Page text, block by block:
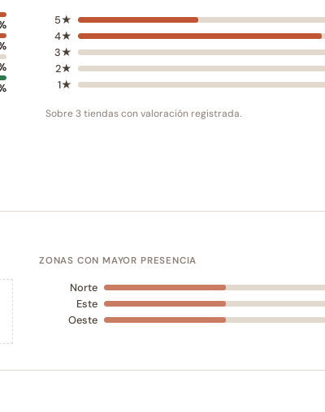
5★
4★
3★
2★
1★
Sobre 3 tiendas con valoración registrada.
ZONAS CON MAYOR PRESENCIA
Norte
Este
Oeste